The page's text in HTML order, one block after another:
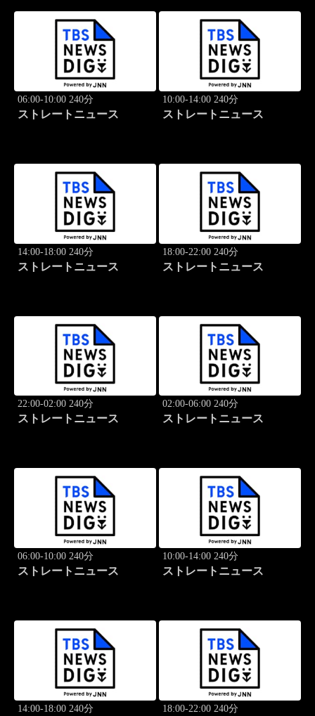
06:00-10:00 240分
ストレートニュース
10:00-14:00 240分
ストレートニュース
14:00-18:00 240分
ストレートニュース
18:00-22:00 240分
ストレートニュース
22:00-02:00 240分
ストレートニュース
02:00-06:00 240分
ストレートニュース
06:00-10:00 240分
ストレートニュース
10:00-14:00 240分
ストレートニュース
14:00-18:00 240分 18:00-22:00 240分